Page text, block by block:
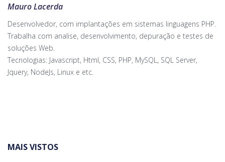
Mauro Lacerda
Desenvolvedor, com implantações em sistemas linguagens PHP.
Trabalha com analise, desenvolvimento, depuração e testes de
soluções Web.
Tecnologias: Javascript, Html, CSS, PHP, MySQL, SQL Server,
Jquery, NodeJs, Linux e etc.
MAIS VISTOS